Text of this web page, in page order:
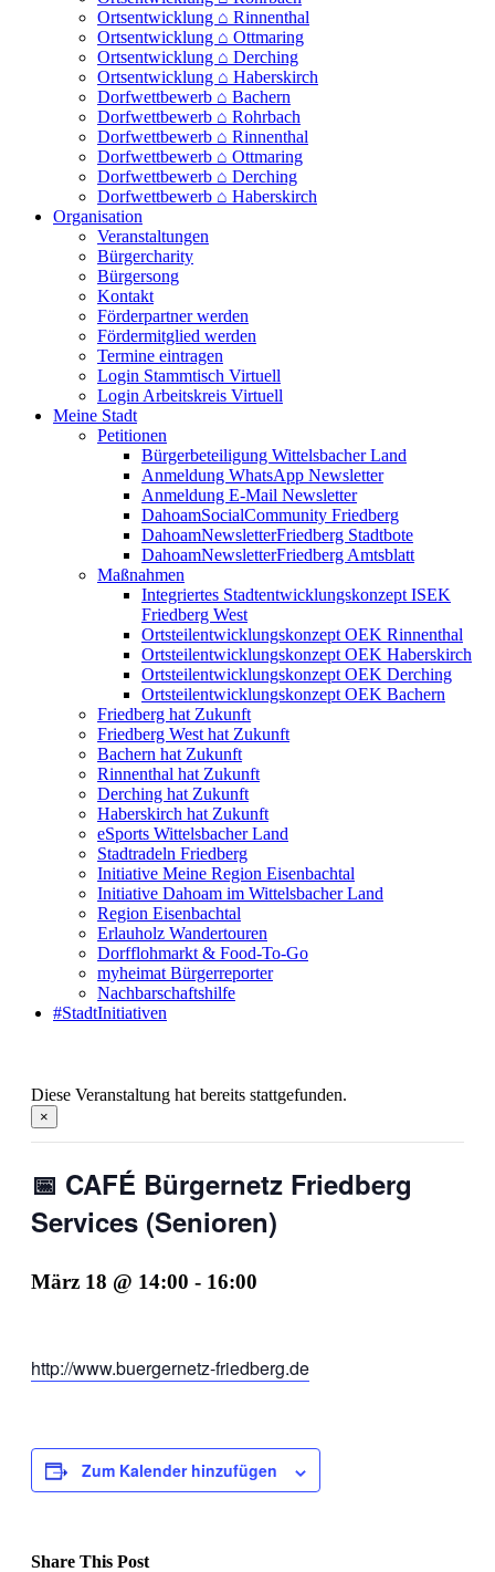
Ortsentwicklung ⌂ Rinnenthal
Ortsentwicklung ⌂ Ottmaring
Ortsentwicklung ⌂ Derching
Ortsentwicklung ⌂ Haberskirch
Dorfwettbewerb ⌂ Bachern
Dorfwettbewerb ⌂ Rohrbach
Dorfwettbewerb ⌂ Rinnenthal
Dorfwettbewerb ⌂ Ottmaring
Dorfwettbewerb ⌂ Derching
Dorfwettbewerb ⌂ Haberskirch
Organisation
Veranstaltungen
Bürgercharity
Bürgersong
Kontakt
Förderpartner werden
Fördermitglied werden
Termine eintragen
Login Stammtisch Virtuell
Login Arbeitskreis Virtuell
Meine Stadt
Petitionen
Bürgerbeteiligung Wittelsbacher Land
Anmeldung WhatsApp Newsletter
Anmeldung E-Mail Newsletter
DahoamSocialCommunity Friedberg
DahoamNewsletterFriedberg Stadtbote
DahoamNewsletterFriedberg Amtsblatt
Maßnahmen
Integriertes Stadtentwicklungskonzept ISEK
Friedberg West
Ortsteilentwicklungskonzept OEK Rinnenthal
Ortsteilentwicklungskonzept OEK Haberskirch
Ortsteilentwicklungskonzept OEK Derching
Ortsteilentwicklungskonzept OEK Bachern
Friedberg hat Zukunft
Friedberg West hat Zukunft
Bachern hat Zukunft
Rinnenthal hat Zukunft
Derching hat Zukunft
Haberskirch hat Zukunft
eSports Wittelsbacher Land
Stadtradeln Friedberg
Initiative Meine Region Eisenbachtal
Initiative Dahoam im Wittelsbacher Land
Region Eisenbachtal
Erlauholz Wandertouren
Dorfflohmarkt & Food-To-Go
myheimat Bürgerreporter
Nachbarschaftshilfe
#StadtInitiativen
Diese Veranstaltung hat bereits stattgefunden.
×
📅 CAFÉ Bürgernetz Friedberg
Services (Senioren)
März 18 @ 14:00 - 16:00
http://www.buergernetz-friedberg.de
Zum Kalender hinzufügen
Share This Post